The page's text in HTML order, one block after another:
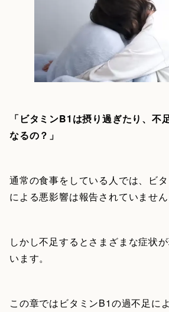
「ビタミンB1は摂り過ぎたり、不
なるの？」
通常の食事をしている人では、ビ
による悪影響は報告されていません
しかし不足するとさまざまな症状
います。
この章ではビタミンB1の過不足に